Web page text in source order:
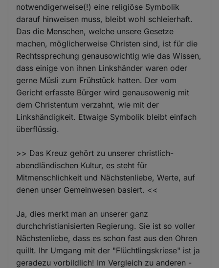
notwendigerweise(!) eine religiöse Symbolik
darauf hinweisen muss, bleibt wohl schleierhaft.
Das die Menschen, welche unsere Gesetze
machen, möglicherweise Christen sind, ist für die
Rechtssprechung genausowichtig wie das Wissen,
dass einige von ihnen Linkshänder waren oder
gerne Müsli zum Frühstück hatten. Der vom
Gericht erfasste Bürger wird genausowenig mit
dem Christentum verzahnt, wie mit der
Linkshändigkeit. Etwaige Symbolik bleibt einfach
überflüssig.
>> Das Kreuz gehört zu unserer christlich-
abendländischen Kultur, es steht für
Mitmenschlichkeit und Nächstenliebe, Werte, auf
denen unser Gemeinwesen basiert. <<
Ja, dies merkt man an unserer ganz
durchchristianisierten Regierung. Sie ist so voller
Nächstenliebe, dass es schon fast aus den Ohren
quillt. Ihr Umgang mit der "Flüchtlingskriese" ist ja
geradezu vorbildlich! Im Vergleich zu anderen -